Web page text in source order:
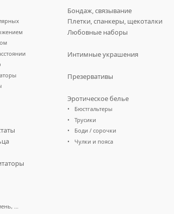
…
Бондаж, связывание
Плетки, спанкеры, щекоталки
Любовные наборы
Интимные украшения
Презервативы
Эротическое белье
Бюстгальтеры
Трусики
Боди / сорочки
Чулки и пояса